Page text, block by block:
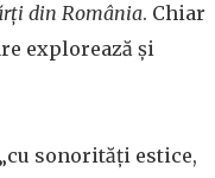
din România. Chiar
explorează și
sonorități estice,